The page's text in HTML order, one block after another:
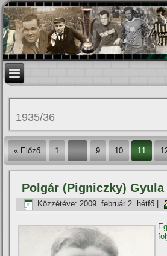
1935/36
« Előző 1 … 9 10 11
Polgár (Pigniczky) Gyula
Közzétéve: 2009. február 2. hétfő